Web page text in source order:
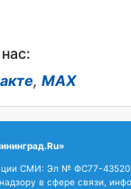
, MAX
СМИ: Эл № ФС77-
в сфере связи,